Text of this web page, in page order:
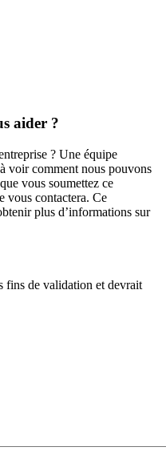
aider ?
? Une équipe
voir comment nous pouvons
vous soumettez ce
vous contactera. Ce
plus d’informations sur
fins de validation et devrait